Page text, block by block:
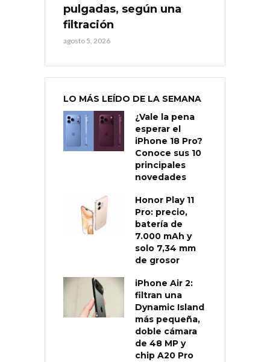
pulgadas, según una
filtración
agosto 5, 2026
LO MÁS LEÍDO DE LA SEMANA
¿Vale la pena
esperar el
iPhone 18 Pro?
Conoce sus 10
principales
novedades
Honor Play 11
Pro: precio,
batería de
7.000 mAh y
solo 7,34 mm
de grosor
iPhone Air 2:
filtran una
Dynamic Island
más pequeña,
doble cámara
de 48 MP y
chip A20 Pro